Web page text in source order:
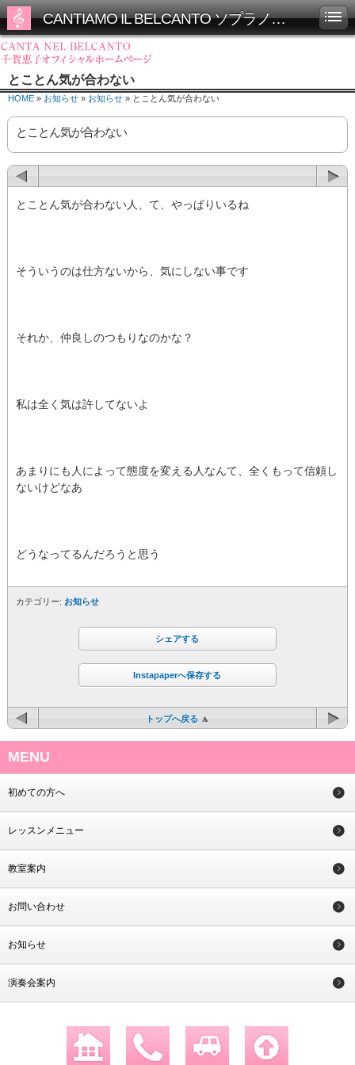
CANTIAMO IL BELCANTO ソプラノ千賀恵子オフィシャルホームページ
とことん気が合わない
HOME » お知らせ » お知らせ » とことん気が合わない
とことん気が合わない
とことん気が合わない人、て、やっぱりいるね
そういうのは仕方ないから、気にしない事です
それか、仲良しのつもりなのかな？
私は全く気は許してないよ
あまりにも人によって態度を変える人なんて、全くもって信頼し
ないけどなあ
どうなってるんだろうと思う
カテゴリー: お知らせ
シェアする
Instapaperへ保存する
トップへ戻る
MENU
初めての方へ
レッスンメニュー
教室案内
お問い合わせ
お知らせ
演奏会案内